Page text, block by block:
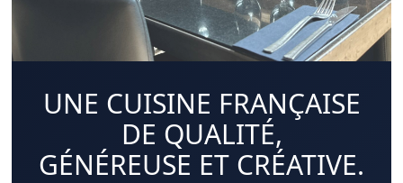
UNE CUISINE FRANÇAISE
DE QUALITÉ,
GÉNÉREUSE ET CRÉATIVE.